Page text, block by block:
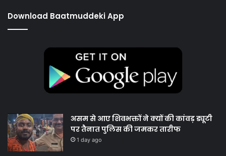
Download Baatmuddeki App
असम से आए शिवभक्तों ने क्यों की कांवड़ ड्यूटी
पर तैनात पुलिस की जमकर तारीफ
1 day ago